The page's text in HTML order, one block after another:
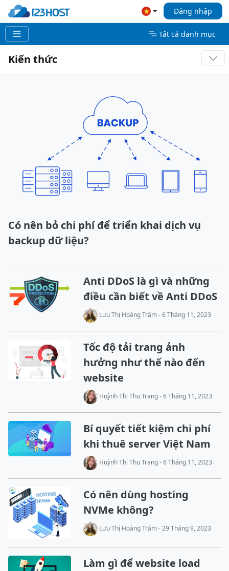
Đăng nhập
Tất cả danh mục
Kiến thức
Có nên bỏ chi phí để triển khai dịch vụ
backup dữ liệu?
Anti DDoS là gì và những
điều cần biết về Anti DDoS
Lưu Thị Hoàng Trâm - 6 Tháng 11, 2023
Tốc độ tải trang ảnh
hưởng như thế nào đến
website
Huỳnh Thị Thu Trang - 6 Tháng 11, 2023
Bí quyết tiết kiệm chi phí
khi thuê server Việt Nam
Huỳnh Thị Thu Trang - 6 Tháng 11, 2023
Có nên dùng hosting
NVMe không?
Lưu Thị Hoàng Trâm - 29 Tháng 9, 2023
Làm gì để website load